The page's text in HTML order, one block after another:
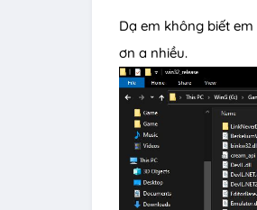
Dạ em không biết
ơn a nhiều.